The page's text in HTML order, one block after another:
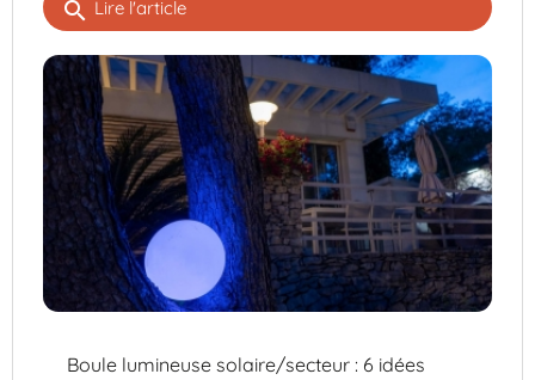
search Lire l'article
Boule lumineuse solaire/secteur : 6 idées